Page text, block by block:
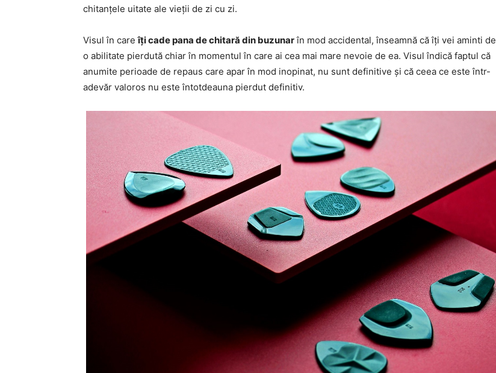
chitanțele uitate ale vieții de zi cu zi.
Visul în careîți cade pana de chitară din buzunarîn mod accidental, înseamnă că îți vei aminti de
o abilitate pierdută chiar în momentul în care ai cea mai mare nevoie de ea. Visul îndică faptul că
anumite perioade de repaus care apar în mod inopinat, nu sunt definitive și că ceea ce este într-
adevăr valoros nu este întotdeauna pierdut definitiv.